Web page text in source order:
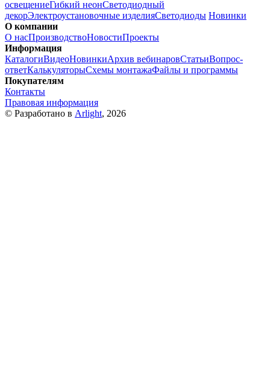
освещениеГибкий неонСветодиодный
декорЭлектроустановочные изделияСветодиоды Новинки
О компании
О насПроизводствоНовостиПроекты
Информация
КаталогиВидеоНовинкиАрхив вебинаровСтатьиВопрос-
ответКалькуляторыСхемы монтажаФайлы и программы
Покупателям
Контакты
Правовая информация
© Разработано в Arlight, 2026